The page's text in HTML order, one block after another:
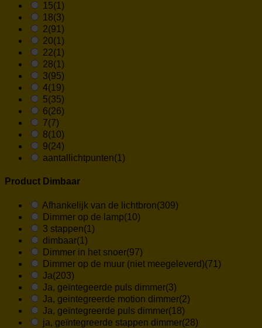
15(1)
18(3)
2(91)
20(1)
22(1)
28(1)
3(95)
4(19)
5(35)
6(26)
7(7)
8(10)
9(24)
aantallichtpunten(1)
Product Dimbaar
Afhankelijk van de lichtbron(309)
Dimmer op de lamp(10)
3 stappen(1)
dimbaar(1)
Dimmer in het snoer(97)
Dimmer op de muur (niet meegeleverd)(71)
Ja(203)
Ja, geïntegeerde puls dimmer(3)
Ja, geintegreerde motion dimmer(2)
Ja, geïntegreerde puls dimmer(18)
ja, geïntegreerde stappen dimmer(28)